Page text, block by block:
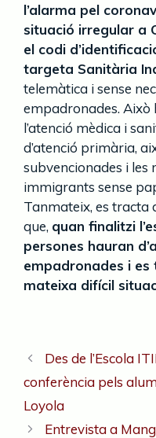
l’alarma pel
situació irregular a
el codi
targeta Sanitària
telemàtica i sense
empadronades.
l’atenció mèdica i
d’atenció primària,
subvencionades i les
immigrants sense
Tanmateix, es tracta
que, quan finalitzi
persones hauran
empadronades i
mateixa difícil
Des de l’Escola
conferència pels
Loyola
Entrevista a